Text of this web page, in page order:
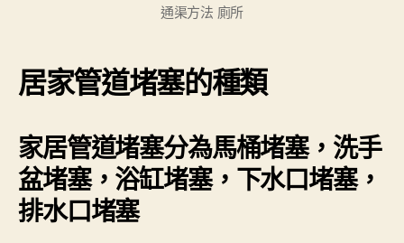
通渠方法 廁所
居家管道堵塞的種類
家居管道堵塞分為馬桶堵塞，洗手
盆堵塞，浴缸堵塞，下水口堵塞，
排水口堵塞